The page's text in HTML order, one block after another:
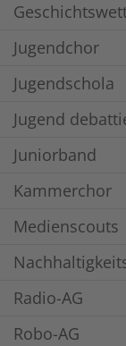
Jugendchor
Jugendschola
Jugend
Juniorband
Kammerchor
Medienscouts
Radio-AG
Robo-AG